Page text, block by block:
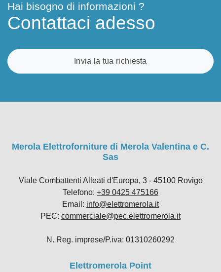
Hai bisogno di informazioni ?
Contattaci adesso
Invia la tua richiesta
Merola Elettroforniture di Merola Valentina e C.
Sas
Viale Combattenti Alleati d'Europa, 3 - 45100 Rovigo
Telefono: +39 0425 475166
Email: info@elettromerola.it
PEC: commerciale@pec.elettromerola.it
N. Reg. imprese/P.iva: 01310260292
Elettromerola Point